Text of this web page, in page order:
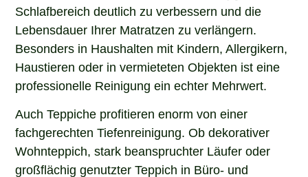
Schlafbereich deutlich zu verbessern und die
Lebensdauer Ihrer Matratzen zu verlängern.
Besonders in Haushalten mit Kindern, Allergikern,
Haustieren oder in vermieteten Objekten ist eine
professionelle Reinigung ein echter Mehrwert.
Auch Teppiche profitieren enorm von einer
fachgerechten Tiefenreinigung. Ob dekorativer
Wohnteppich, stark beanspruchter Läufer oder
großflächig genutzter Teppich in Büro- und